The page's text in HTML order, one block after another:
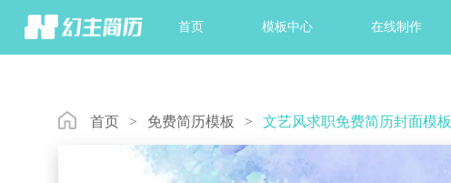
首页 模板中心 在线制作
首页 > 免费简历模板 > 文艺风求职免费简历封面模板